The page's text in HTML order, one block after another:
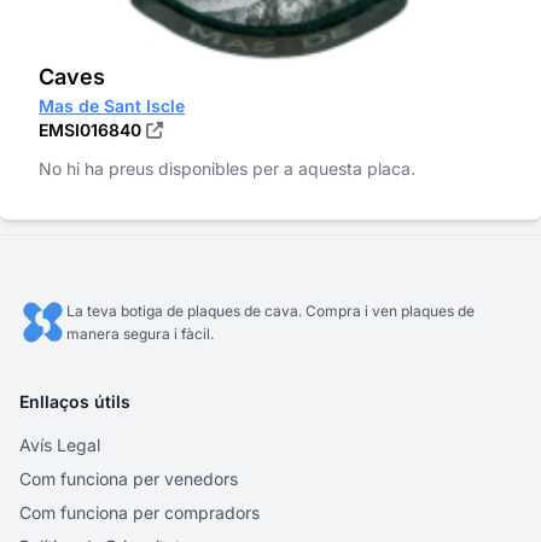
Caves
Mas de Sant Iscle
EMSI016840
No hi ha preus disponibles per a aquesta placa.
La teva botiga de plaques de cava. Compra i ven plaques de
manera segura i fàcil.
Enllaços útils
Avís Legal
Com funciona per venedors
Com funciona per compradors